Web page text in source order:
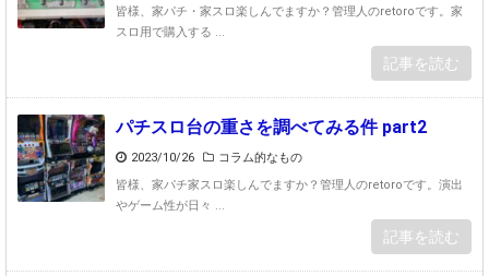
皆様、家パチ・家スロ楽しんでますか？管理人のretoroです。家
スロ用で購入する ...
記事を読む
パチスロ台の重さを調べてみる件 part2
2023/10/26
コラム的なもの
皆様、家パチ家スロ楽しんでますか？管理人のretoroです。演出
やゲーム性が日々 ...
記事を読む